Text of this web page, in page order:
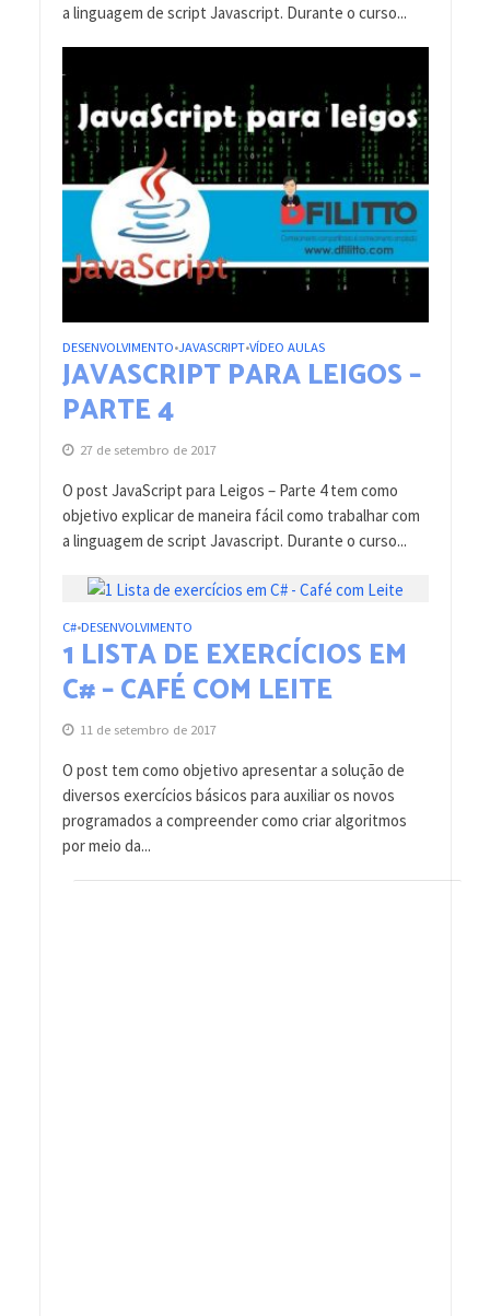
a linguagem de script Javascript. Durante o curso...
DESENVOLVIMENTO•JAVASCRIPT•VÍDEO AULAS
JAVASCRIPT PARA LEIGOS –
PARTE 4
27 de setembro de 2017
O post JavaScript para Leigos – Parte 4 tem como
objetivo explicar de maneira fácil como trabalhar com
a linguagem de script Javascript. Durante o curso...
C#•DESENVOLVIMENTO
1 LISTA DE EXERCÍCIOS EM
C# – CAFÉ COM LEITE
11 de setembro de 2017
O post tem como objetivo apresentar a solução de
diversos exercícios básicos para auxiliar os novos
programados a compreender como criar algoritmos
por meio da...